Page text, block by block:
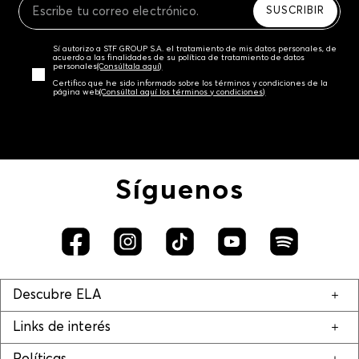
SUSCRIBIR
Sí autorizo a STF GROUP S.A. el tratamiento de mis datos personales, de
acuerdo a las finalidades de su política de tratamiento de datos
personales‎(Consúltala aquí)
Certifico que he sido informado sobre los términos y condiciones de la
página web‎(Consúltal aquí los términos y condiciones)
Síguenos
Descubre ELA
Links de interés